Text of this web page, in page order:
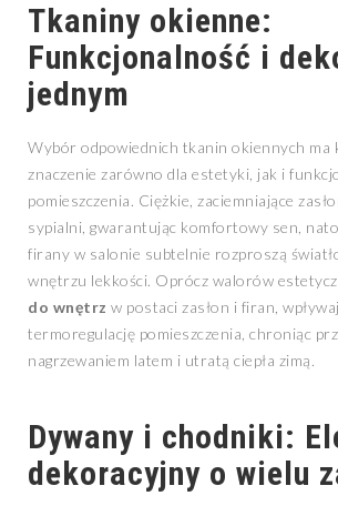
Tkaniny okienne:
Funkcjonalność i
jednym
Wybór odpowiednich tkanin okiennych ma
znaczenie zarówno dla estetyki, jak i
pomieszczenia. Ciężkie, zaciemniające
sypialni, gwarantując komfortowy sen,
firany w salonie subtelnie rozproszą
wnętrzu lekkości. Oprócz walorów
do wnętrz w postaci zasłon i firan,
termoregulację pomieszczenia, chroniąc
nagrzewaniem latem i utratą ciepła zimą.
Dywany i chodniki:
dekoracyjny o wielu